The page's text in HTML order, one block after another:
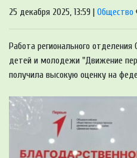
25 декабря 2025, 13:59 | Общество
Работа регионального
детей и молодежи "Движение
получила высокую оценку на